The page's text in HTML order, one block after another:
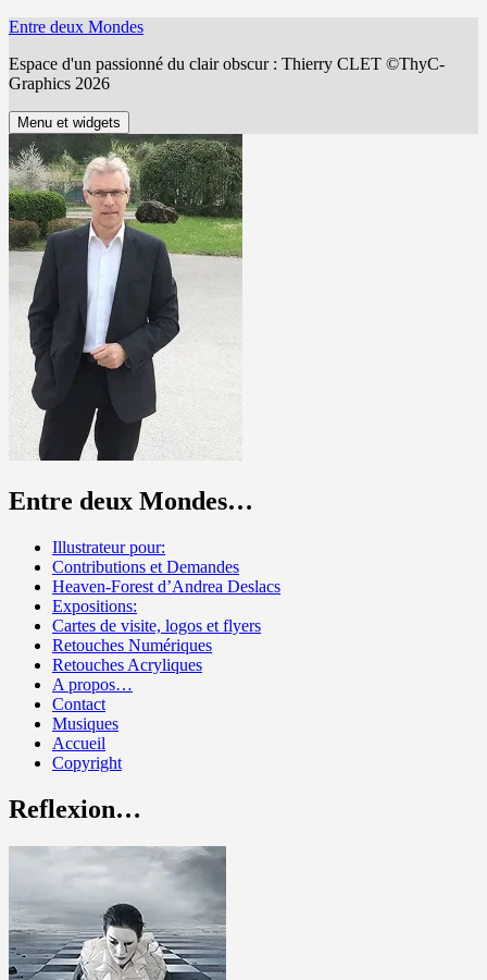
Aller
contenu
Entre deux Mondes
Espace d'un passionné du clair obscur : Thierry CLET ©ThyC-
Graphics 2026
Menu et widgets
Entre deux Mondes…
Illustrateur pour:
Contributions et Demandes
Heaven-Forest d’Andrea Deslacs
Expositions:
Cartes de visite, logos et flyers
Retouches Numériques
Retouches Acryliques
A propos…
Contact
Musiques
Accueil
Copyright
Reflexion…